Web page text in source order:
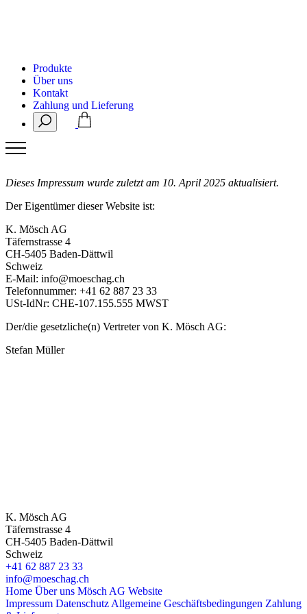
Produkte
Über uns
Kontakt
Zahlung und Lieferung
Dieses Impressum wurde zuletzt am 10. April 2025 aktualisiert.
Der Eigentümer dieser Website ist:
K. Mösch AG
Täfernstrasse 4
CH-5405 Baden-Dättwil
Schweiz
E-Mail: info@moeschag.ch
Telefonnummer: +41 62 887 23 33
USt-IdNr: CHE-107.155.555 MWST
Der/die gesetzliche(n) Vertreter von K. Mösch AG:
Stefan Müller
K. Mösch AG
Täfernstrasse 4
CH-5405 Baden-Dättwil
Schweiz
+41 62 887 23 33
info@moeschag.ch
Home Über uns Mösch AG Website
Impressum Datenschutz Allgemeine Geschäftsbedingungen Zahlung